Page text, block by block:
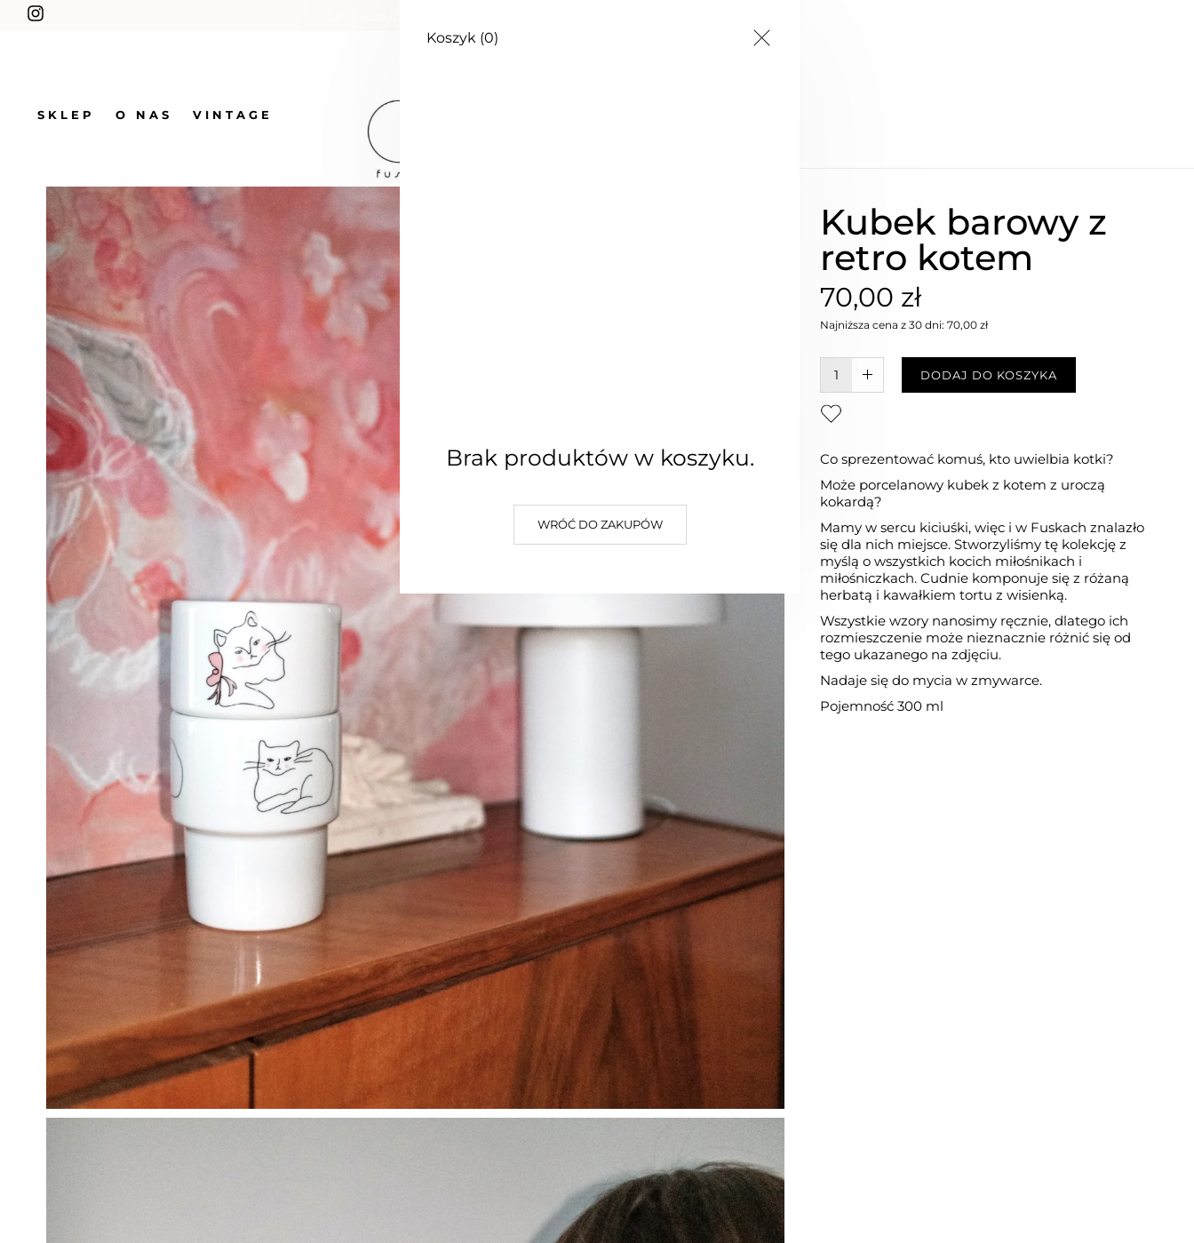
SKLEP O NAS VINTAGE
Koszyk (0)
Brak produktów w koszyku.
WRÓĆ DO ZAKUPÓW
Kubek barowy z
retro kotem
70,00 zł
Najniższa cena z 30 dni: 70,00 zł
W KOSZYKU :)DODAJ DO KOSZYKA
Co sprezentować komuś, kto uwielbia kotki?
Może porcelanowy kubek z kotem z uroczą
kokardą?
Mamy w sercu kiciuśki, więc i w Fuskach znalazło
się dla nich miejsce. Stworzyliśmy tę kolekcję z
myślą o wszystkich kocich miłośnikach i
miłośniczkach. Cudnie komponuje się z różaną
herbatą i kawałkiem tortu z wisienką.
Wszystkie wzory nanosimy ręcznie, dlatego ich
rozmieszczenie może nieznacznie różnić się od
tego ukazanego na zdjęciu.
Nadaje się do mycia w zmywarce.
Pojemność 300 ml